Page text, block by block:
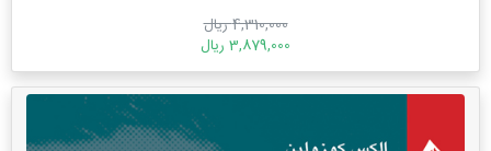
4,310,000 ریال
3,879,000 ریال